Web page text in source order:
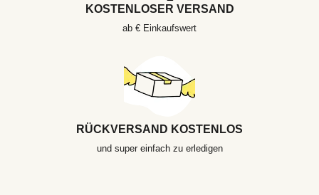
KOSTENLOSER VERSAND
ab € Einkaufswert
RÜCKVERSAND KOSTENLOS
und super einfach zu erledigen